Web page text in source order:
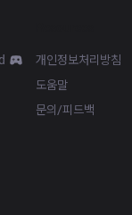
개인정보처리방침
도움말
문의/피드백